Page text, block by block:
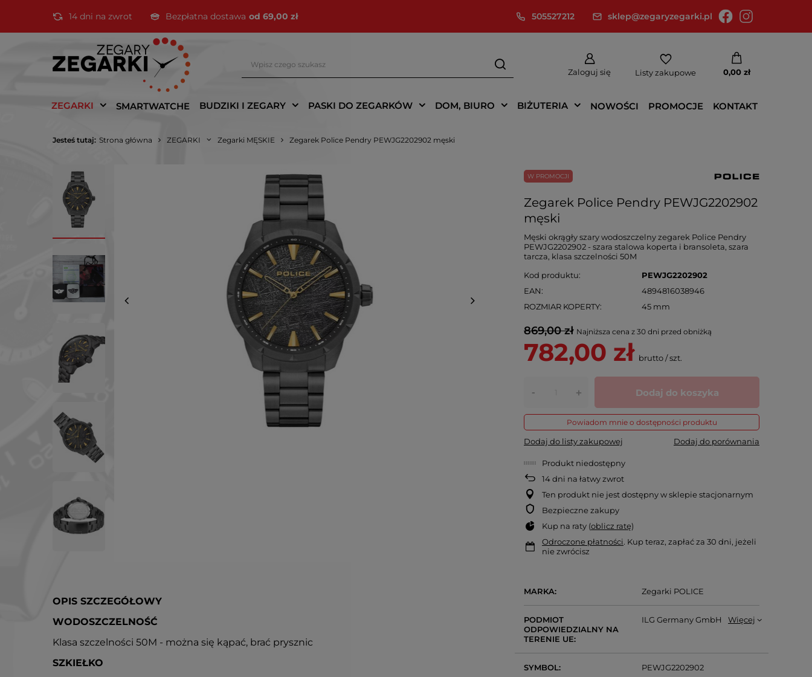
14 dni na zwrot Bezpłatna dostawa od 69,00 zł 505527212 sklep@zegaryzegarki.pl
Zaloguj się Listy zakupowe 0,00 zł
ZEGARKI SMARTWATCHE BUDZIKI I ZEGARY PASKI DO ZEGARKÓW DOM, BIURO BIŻUTERIA NOWOŚCI PROMOCJE KONTAKT
Jesteś tutaj: Strona główna ZEGARKI Zegarki MĘSKIE Zegarek Police Pendry PEWJG2202902 męski
W PROMOCJI
Zegarek Police Pendry PEWJG2202902
męski
Męski okrągły szary wodoszczelny zegarek Police Pendry
PEWJG2202902 - szara stalowa koperta i bransoleta, szara
tarcza, klasa szczelności 50M
Kod produktu
PEWJG2202902
EAN
4894816038946
ROZMIAR KOPERTY
45 mm
869,00 zł Najniższa cena z 30 dni przed obniżką
782,00 zł brutto/szt.
- + Dodaj do koszyka
Powiadom mnie o dostępności produktu
Dodaj do listy zakupowej Dodaj do porównania
Produkt niedostępny
14dni na łatwy zwrot
Ten produkt nie jest dostępny w sklepie stacjonarnym
Bezpieczne zakupy
Kup na raty (oblicz ratę)
Odroczone płatności. Kup teraz, zapłać za 30 dni, jeżeli
nie zwrócisz
OPIS SZCZEGÓŁOWY
WODOSZCZELNOŚĆ
Klasa szczelności 50M - można się kąpać, brać prysznic
SZKIEŁKO
MARKA Zegarki POLICE
PODMIOT
ODPOWIEDZIALNY NA
TERENIE UE
ILG Germany GmbH Więcej
SYMBOL PEWJG2202902